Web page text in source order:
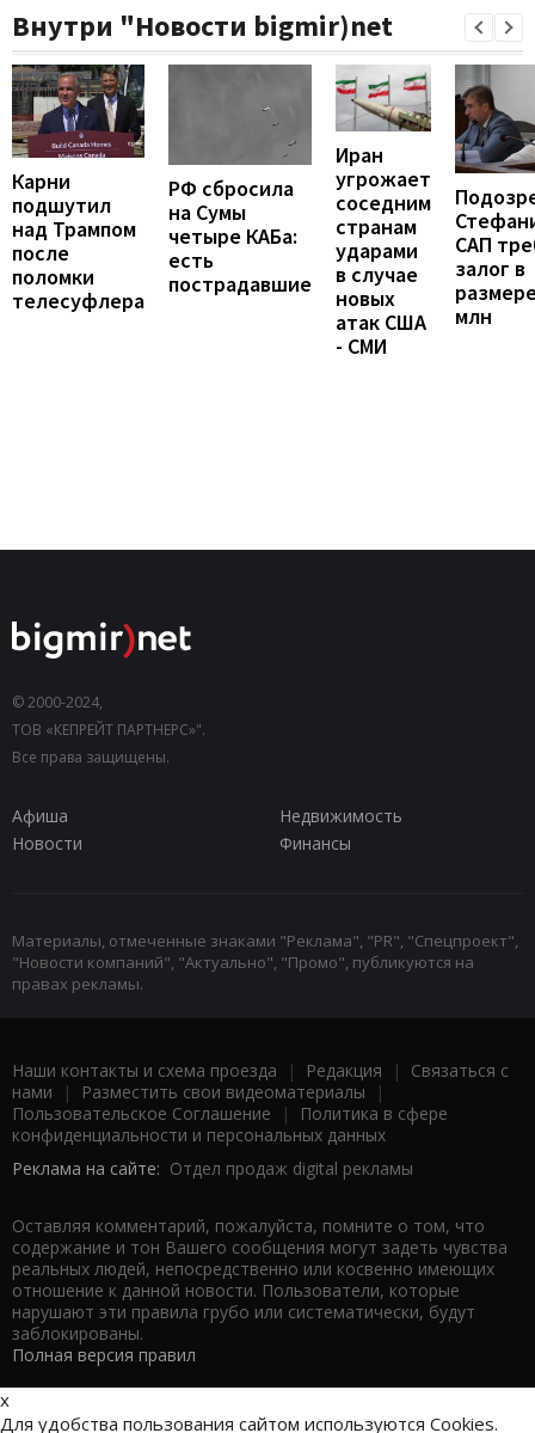
Внутри "Новости bigmir)net
Карни
подшутил
над Трампом
после
поломки
телесуфлера
РФ сбросила
на Сумы
четыре КАБа:
есть
пострадавшие
Иран
угрожает
соседним
странам
ударами
в случае
новых
атак США
- СМИ
САП
залог в
млн
© 2000-2024,
ТОВ «КЕПРЕЙТ ПАРТНЕРС»".
Все права защищены.
Афиша
Недвижимость
Новости
Финансы
Материалы, отмеченные знаками "Реклама", "PR", "Спецпроект",
"Новости компаний", "Актуально", "Промо", публикуются на
правах рекламы.
Наши контакты и схема проезда | Редакция | Связаться с
нами | Разместить свои видеоматериалы |
Пользовательское Соглашение |
Политика в сфере
конфиденциальности и персональных данных
Реклама на сайте: Отдел продаж digital рекламы
Оставляя комментарий, пожалуйста, помните о том, что
содержание и тон Вашего сообщения могут задеть чувства
реальных людей, непосредственно или косвенно имеющих
отношение к данной новости. Пользователи, которые
нарушают эти правила грубо или систематически, будут
заблокированы.
Полная версия правил
x
Для удобства пользования сайтом используются Cookies.